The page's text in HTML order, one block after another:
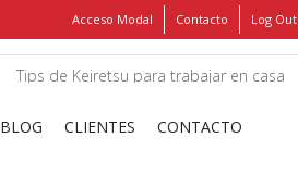
FIND MY ITEMS!
Acceso Modal Contacto Log Out
BLOG CLIENTES CONTACTO
Tips de Keiretsu para trabajar en casa